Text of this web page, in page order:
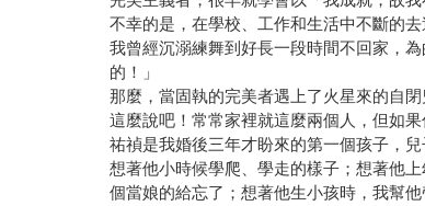
不幸的是，在學校、工作和生活中不斷的
我曾經沉溺練舞到好長一段時間不回家，
的！」
那麼，當固執的完美者遇上了火星來的自
這麼說吧！常常家裡就這麼兩個人，但如
祐禎是我婚後三年才盼來的第一個孩子，
想著他小時候學爬、學走的樣子；想著他
個當娘的給忘了；想著他生小孩時，我幫